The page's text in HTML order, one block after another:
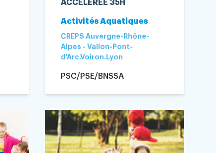
ACCÉLÉRÉE 35H
Activités Aquatiques
CREPS Auvergne-Rhône-
Alpes - Vallon-Pont-
d'Arc.Voiron.Lyon
PSC/PSE/BNSSA